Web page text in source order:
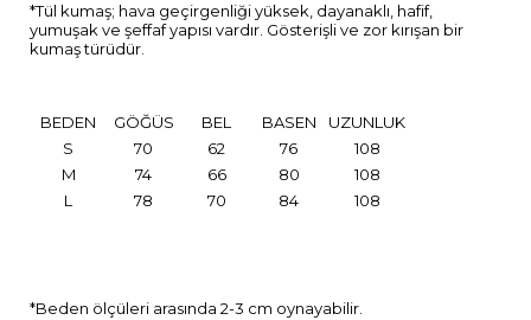
*Tül kumaş; hava geçirgenliği yüksek, dayanaklı, hafif,
yumuşak ve şeffaf yapısı vardır. Gösterişli ve zor kırışan bir
kumaş türüdür.
BEDEN GÖĞÜS BEL BASEN
UZUNLUK
S
70 62 76
108
M
74 66 80
108
L
78 70 84 108
*Beden ölçüleri arasında 2-3 cm oynayabilir.